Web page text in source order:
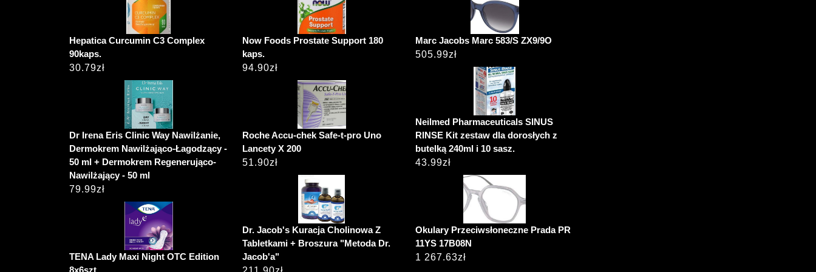
Hepatica Curcumin C3 Complex
90kaps.
30.79zł
Dr Irena Eris Clinic Way Nawilżanie,
Dermokrem Nawilżająco-Łagodzący -
50 ml + Dermokrem Regenerująco-
Nawilżający - 50 ml
79.99zł
TENA Lady Maxi Night OTC Edition
8x6szt
Now Foods Prostate Support 180
kaps.
94.90zł
Roche Accu-chek Safe-t-pro Uno
Lancety X 200
51.90zł
Dr. Jacob's Kuracja Cholinowa Z
Tabletkami + Broszura "Metoda Dr.
Jacob'a"
Marc Jacobs Marc 583/S ZX9/9O
505.99zł
Neilmed Pharmaceuticals SINUS
RINSE Kit zestaw dla dorosłych z
butelką 240ml i 10 sasz.
43.99zł
Okulary Przeciwsłoneczne Prada PR
11YS 17B08N
1 267.63zł